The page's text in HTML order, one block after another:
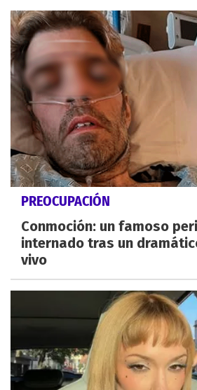
PREOCUPACIÓN
Conmoción: un famoso
internado tras un
vivo